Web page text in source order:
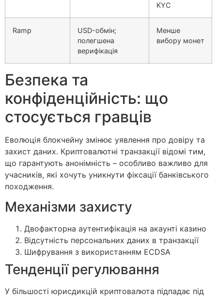
KYC
Ramp
USD-обмін;
полегшена
верифікація
Менше
вибору монет
Безпека та
конфіденційність: що
стосується гравців
Еволюція блокчейну змінює уявлення про довіру та
захист даних. Криптовалютні транзакції відомі тим,
що гарантують анонімність – особливо важливо для
учасників, які хочуть уникнути фіксації банківського
походження.
Механізми захисту
Двофакторна аутентифікація на акаунті казино
Відсутність персональних даних в транзакції
Шифрування з використанням ECDSA
Тенденції регулювання
У більшості юрисдикцій криптовалюта підпадає під